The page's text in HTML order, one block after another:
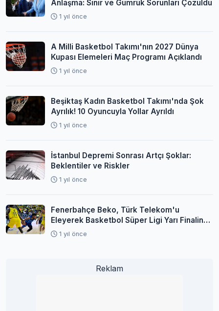
Anlaşma: Sınır ve Gümrük Sorunları Çözüldü
1 yıl önce
A Milli Basketbol Takımı'nın 2027 Dünya
Kupası Elemeleri Maç Programı Açıklandı
1 yıl önce
Beşiktaş Kadın Basketbol Takımı'nda Şok
Ayrılık! 10 Oyuncuyla Yollar Ayrıldı
1 yıl önce
İstanbul Depremi Sonrası Artçı Şoklar:
Beklentiler ve Riskler
1 yıl önce
Fenerbahçe Beko, Türk Telekom'u
Eleyerek Basketbol Süper Ligi Yarı Finaline
Yükseldi
1 yıl önce
Reklam